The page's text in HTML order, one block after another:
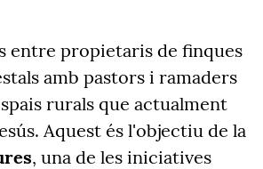
entre propietaris de finques
amb pastors i ramaders
rurals que actualment
Aquest és l'objectiu de la
, una de les iniciatives